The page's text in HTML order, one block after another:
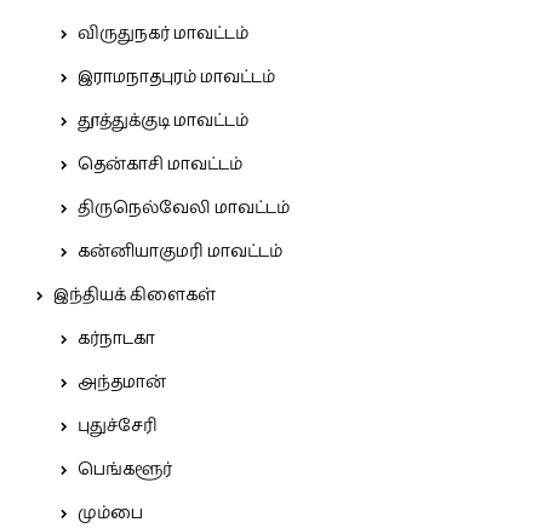
விருதுநகர் மாவட்டம்
இராமநாதபுரம் மாவட்டம்
தூத்துக்குடி மாவட்டம்
தென்காசி மாவட்டம்
திருநெல்வேலி மாவட்டம்
கன்னியாகுமரி மாவட்டம்
இந்தியக் கிளைகள்
கர்நாடகா
அந்தமான்
புதுச்சேரி
பெங்களூர்
மும்பை